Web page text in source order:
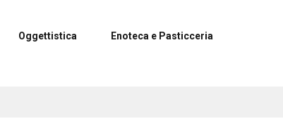
Oggettistica Enoteca e Pasticceria